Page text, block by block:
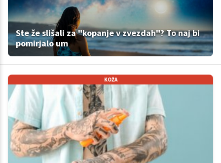
Ste že slišali za "kopanje v zvezdah"? To naj bi
pomirjalo um
KOŽA